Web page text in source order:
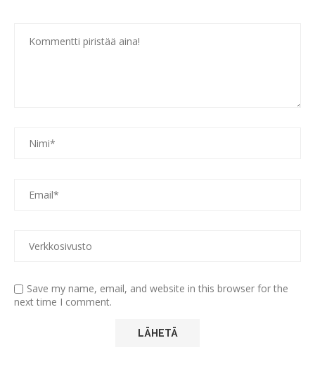
Save my name, email, and website in this browser for the
next time I comment.